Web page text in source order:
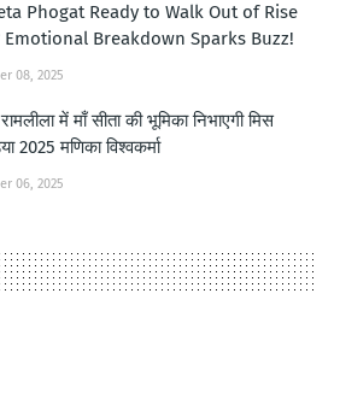
Phogat Ready to Walk Out of Rise
Emotional Breakdown Sparks Buzz!
08, 2025
में माँ सीता की भूमिका निभाएगी मिस
2025 मणिका विश्वकर्मा
06, 2025